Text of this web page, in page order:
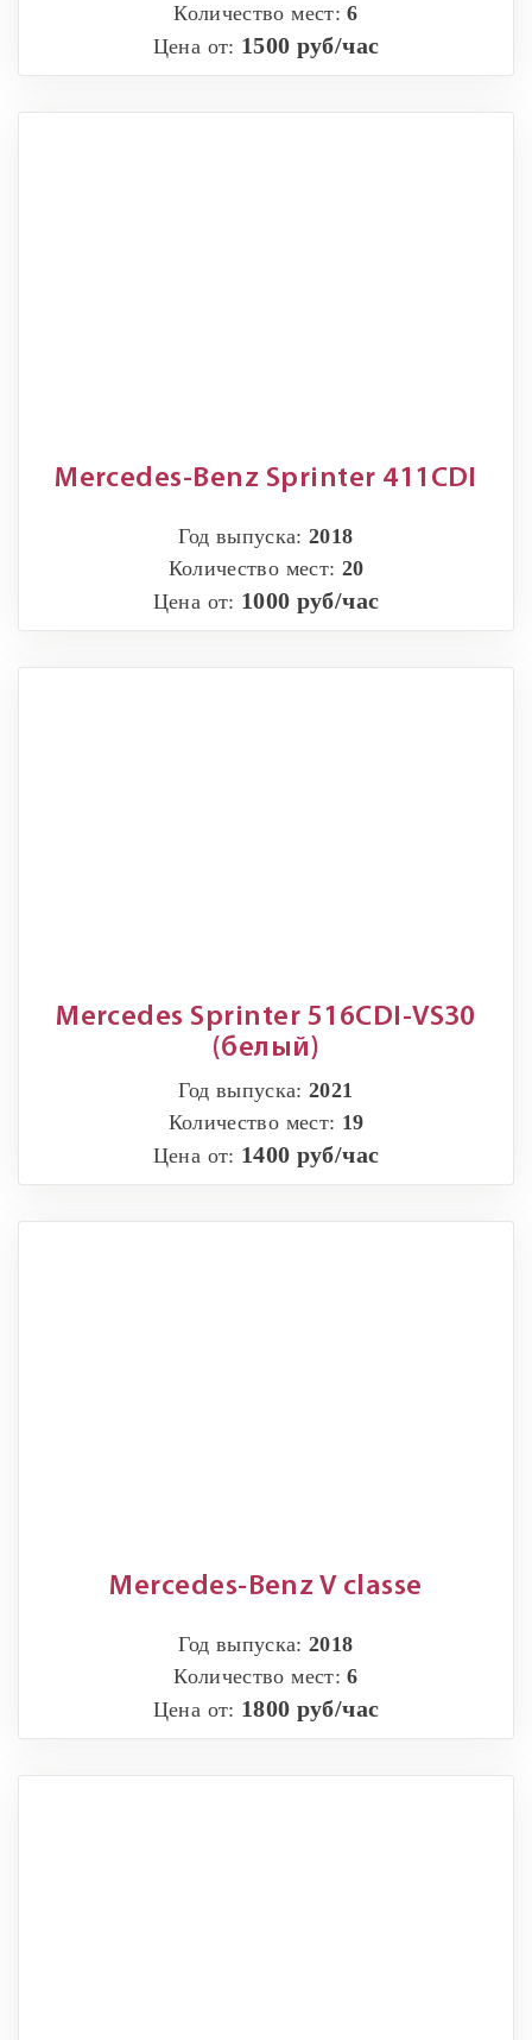
Количество мест:6
Цена от: 1500 руб/час
Mercedes-Benz Sprinter 411CDI
Год выпуска:2018
Количество мест: 20
Цена от: 1000 руб/час
Mercedes Sprinter 516CDI-VS30
(белый)
Год выпуска:2021
Количество мест: 19
Цена от: 1400 руб/час
Mercedes-Benz V classe
Год выпуска:2018
Количество мест:6
Цена от: 1800 руб/час